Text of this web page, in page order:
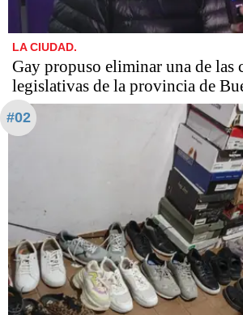
LA CIUDAD.
Gay propuso eliminar una de las
legislativas de la provincia de
#02